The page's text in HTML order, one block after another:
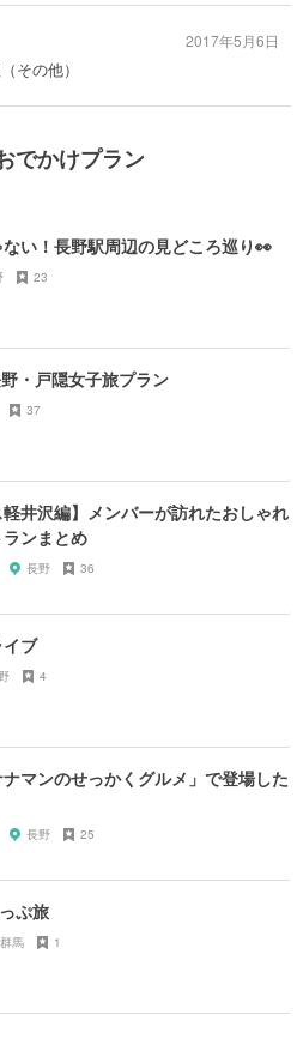
その他）
2017年5月6日
でかけプラン
い！長野駅周辺の見どころ巡り👀
23
・戸隠女子旅プラン
37
軽井沢編】メンバーが訪れたおしゃれ
ンまとめ
長野 36
ブ
4
マンのせっかくグルメ」で登場した
長野 25
ぷ旅
群馬 1